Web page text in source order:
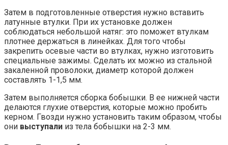
Затем в подготовленные отверстия нужно вставить
латунные втулки. При их установке должен
соблюдаться небольшой натяг: это поможет втулкам
плотнее держаться в линейках. Для того чтобы
закрепить осевые части во втулках, нужно изготовить
специальные зажимы. Сделать их можно из стальной
закаленной проволоки, диаметр которой должен
составлять 1-1,5 мм.
Затем выполняется сборка бобышки. В ее нижней части
делаются глухие отверстия, которые можно пробить
керном. Гвозди нужно установить таким образом, чтобы
они выступали из тела бобышки на 2-3 мм.